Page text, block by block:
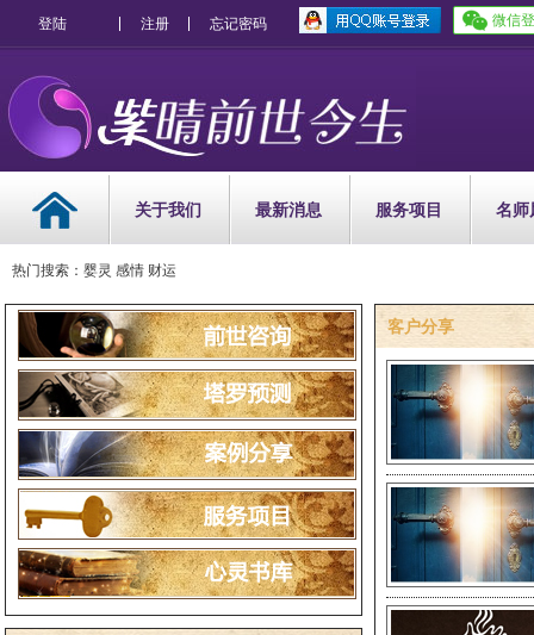
登陆 注册 忘记密码 微信
关于我们 最新消息 服务项目 名师
热门搜索：婴灵 感情 财运
客户分享